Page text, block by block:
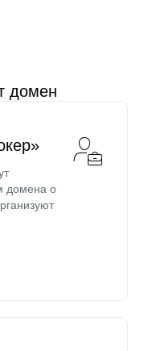
домен
домена о